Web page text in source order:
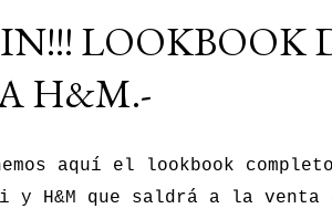
LOOKBOOK
H&M.-
aquí el lookbook
y H&M que saldrá a la